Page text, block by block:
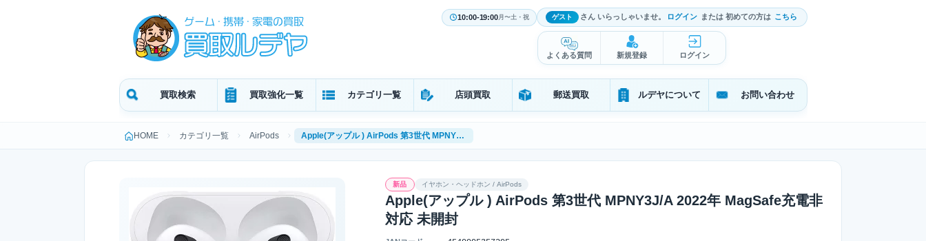
10:00-19:00月〜土・祝 ゲスト さん いらっしゃいませ。 ログイン または 初めての方は こちら
よくある質問 新規登録 ログイン
買取検索 買取強化一覧 カテゴリ一覧 店頭買取 郵送買取 ルデヤについて お問い合わせ
HOME カテゴリ一覧 AirPods Apple(アップル ) AirPods 第3世代 MPNY3J/A 2022年 MagSafe充電非対応 未開封
新品 イヤホン・ヘッドホン / AirPods
Apple(アップル ) AirPods 第3世代 MPNY3J/A 2022年 MagSafe充電非
対応 未開封